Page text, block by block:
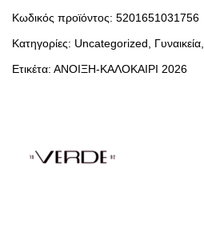
Κωδικός προϊόντος: 5201651031756
Κατηγορίες: Uncategorized, Γυναικεία,
Ετικέτα: ΑΝΟΙΞΗ-ΚΑΛΟΚΑΙΡΙ 2026